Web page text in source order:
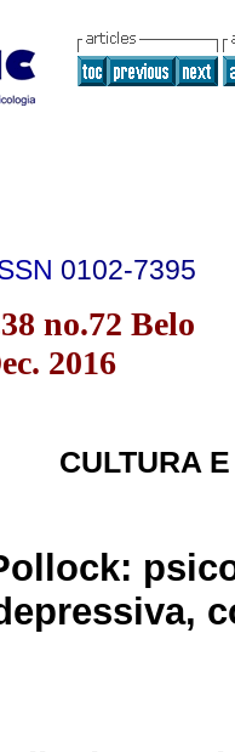
0102-7395
no.72 Belo
2016
CULTURA